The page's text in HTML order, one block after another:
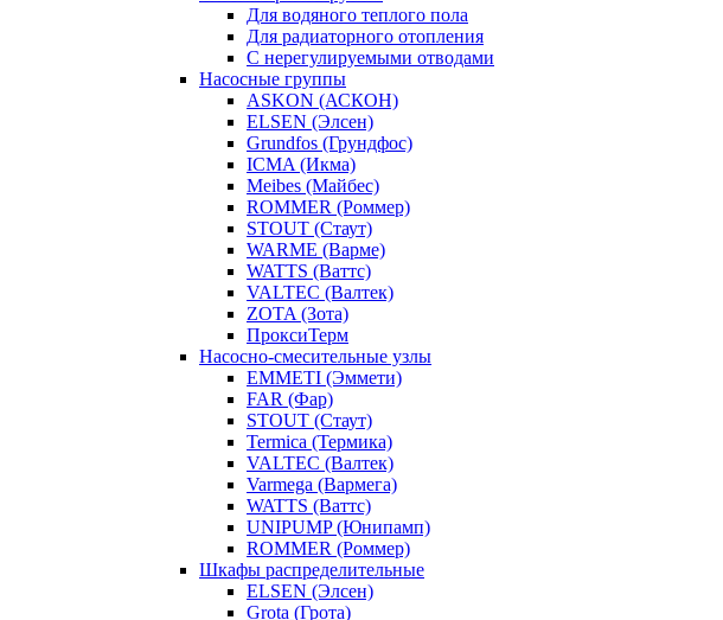
Для водяного теплого пола
Для радиаторного отопления
С нерегулируемыми отводами
Насосные группы
ASKON (АСКОН)
ELSEN (Элсен)
Grundfos (Грундфос)
ICMA (Икма)
Meibes (Майбес)
ROMMER (Роммер)
STOUT (Стаут)
WARME (Варме)
WATTS (Ваттс)
VALTEC (Валтек)
ZOTA (Зота)
ПроксиТерм
Насосно-смесительные узлы
EMMETI (Эммети)
FAR (Фар)
STOUT (Стаут)
Termica (Термика)
VALTEC (Валтек)
Varmega (Вармега)
WATTS (Ваттс)
UNIPUMP (Юнипамп)
ROMMER (Роммер)
Шкафы распределительные
ELSEN (Элсен)
Grota (Грота)